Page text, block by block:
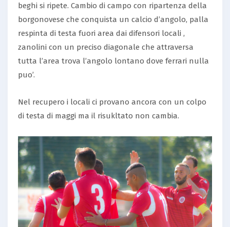
beghi si ripete. Cambio di campo con ripartenza della
borgonovese che conquista un calcio d’angolo, palla
respinta di testa fuori area dai difensori locali ,
zanolini con un preciso diagonale che attraversa
tutta l’area trova l’angolo lontano dove ferrari nulla
puo’.
Nel recupero i locali ci provano ancora con un colpo
di testa di maggi ma il risukltato non cambia.